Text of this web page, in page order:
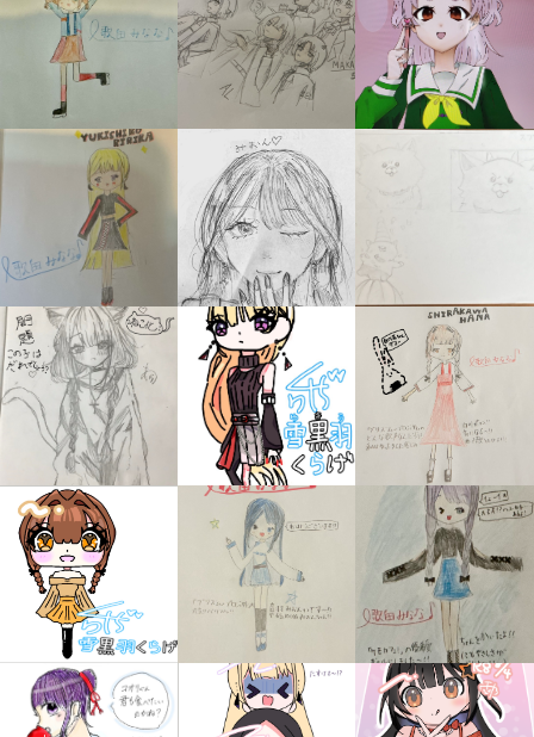
キミノラジオ配信中！
いろんな動画が
見られる